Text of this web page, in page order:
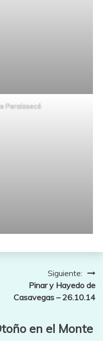
Peralasecá
Siguiente:
Pinar y Hayedo de
Casavegas – 26.10.14
en el Monte